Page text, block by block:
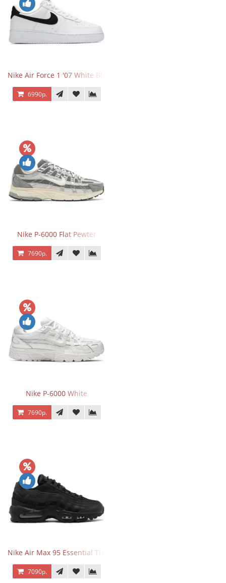
Nike Air Force 1 '07 White Black
6990р.
Nike P-6000 Flat Pewter
7690р.
Nike P-6000 White
7690р.
Nike Air Max 95 Essential Triple Black
7090р.